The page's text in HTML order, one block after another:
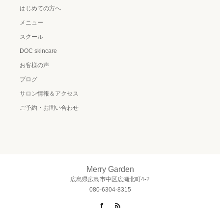
はじめての方へ
メニュー
スクール
DOC skincare
お客様の声
ブログ
サロン情報＆アクセス
ご予約・お問い合わせ
Merry Garden
広島県広島市中区広瀬北町4-2
080-6304-8315
Facebook